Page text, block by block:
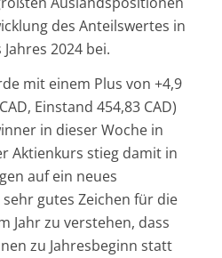
des Anteilswertes in
2024 bei.
mit einem Plus von +4,9
Einstand 454,83 CAD)
in dieser Woche in
Aktienkurs stieg damit in
auf ein neues
gutes Zeichen für die
Jahr zu verstehen, dass
zu Jahresbeginn statt